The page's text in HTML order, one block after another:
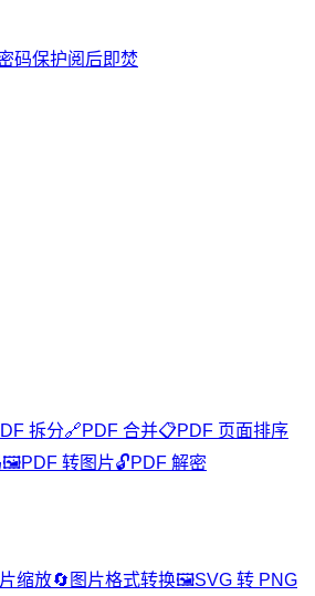
码保护阅后即焚
拆分🔗PDF 合并📋PDF 页面排序
🖼️PDF 转图片🔓PDF 解密
缩放🔄 图片格式转换🖼️SVG 转 PNG